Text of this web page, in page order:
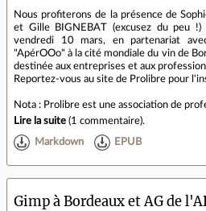
Nous profiterons de la présence de
et Gille BIGNEBAT (excusez du peu
vendredi 10 mars, en partenariat
"ApérOOo" à la cité mondiale du vin de
destinée aux entreprises et aux
Reportez-vous au site de Prolibre pour
Nota : Prolibre est une association de
Lire la suite (1 commentaire).
Markdown EPUB
Gimp à Bordeaux et AG de